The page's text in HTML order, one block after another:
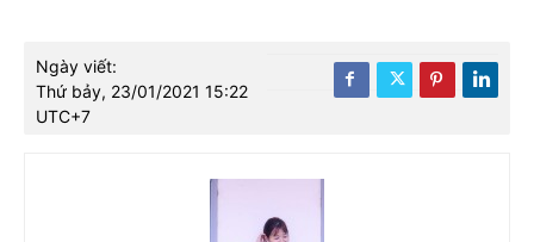
Ngày viết:
Thứ bảy, 23/01/2021 15:22
UTC+7